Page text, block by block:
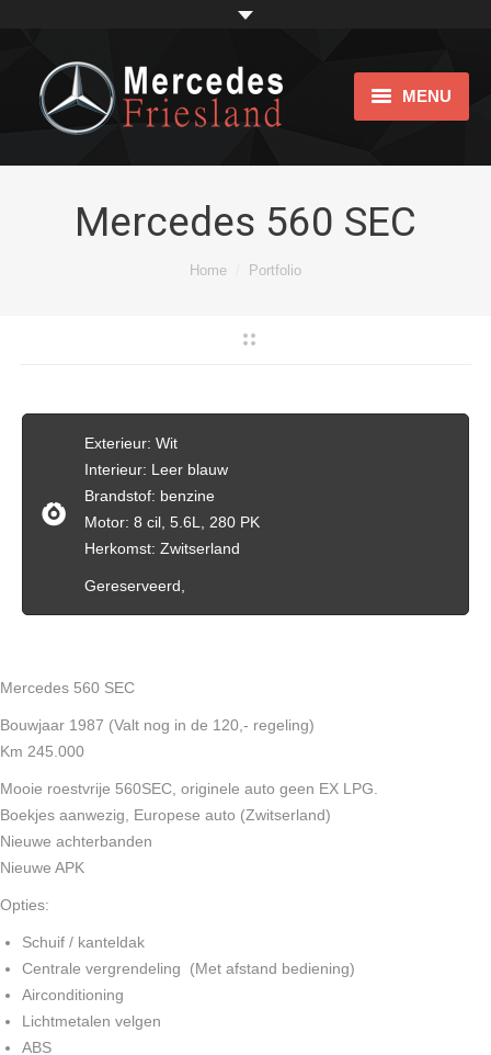
MENU
Showroom
Mercedes 560 SEC
Home Portfolio
Exterieur: Wit
Interieur: Leer blauw
Brandstof: benzine
Motor: 8 cil, 5.6L, 280 PK
Herkomst: Zwitserland
Gereserveerd,
Mercedes 560 SEC
Bouwjaar 1987 (Valt nog in de 120,- regeling)
Km 245.000
Mooie roestvrije 560SEC, originele auto geen EX LPG.
Boekjes aanwezig, Europese auto (Zwitserland)
Nieuwe achterbanden
Nieuwe APK
Opties:
Schuif / kanteldak
Centrale vergrendeling (Met afstand bediening)
Airconditioning
Lichtmetalen velgen
ABS